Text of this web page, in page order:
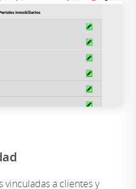
vinculadas a clientes y